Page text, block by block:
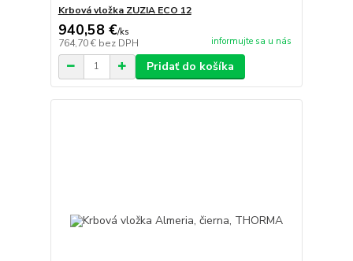
Krbová vložka ZUZIA ECO 12
940,58 €/ks
764,70 € bez DPH informujte sa u nás
Pridať do košíka